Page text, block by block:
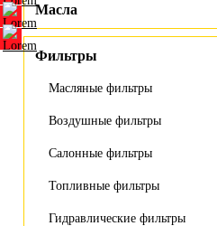
Масла
Фильтры
Масляные фильтры
Воздушные фильтры
Салонные фильтры
Топливные фильтры
Гидравлические фильтры